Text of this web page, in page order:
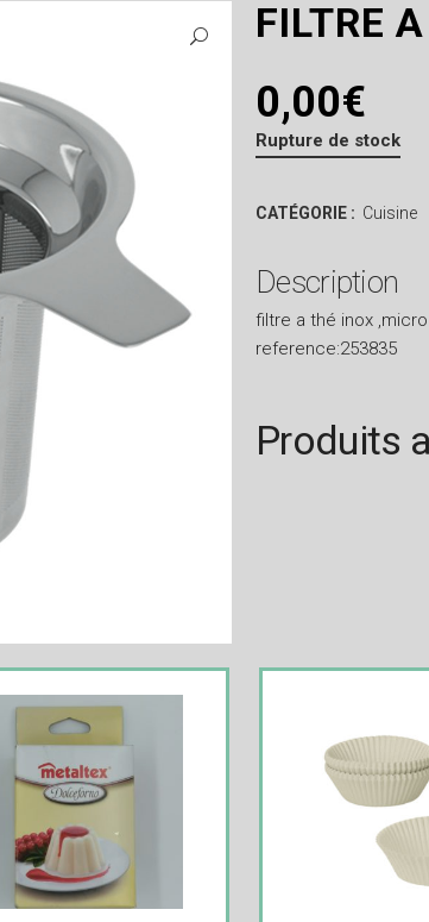
FILTRE
0,00€
Rupture de stock
CATÉGORIE : Cuisine
Description
filtre a thé inox
reference:253835
Produits